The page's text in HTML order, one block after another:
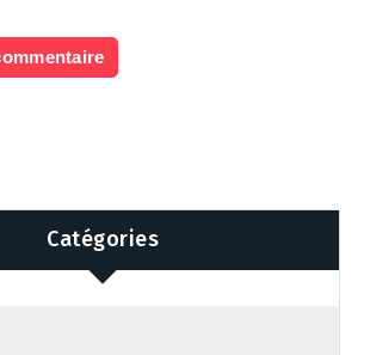
Catégories